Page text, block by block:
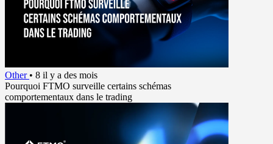
Other • 8 il y a des mois
Pourquoi FTMO surveille certains schémas
comportementaux dans le trading